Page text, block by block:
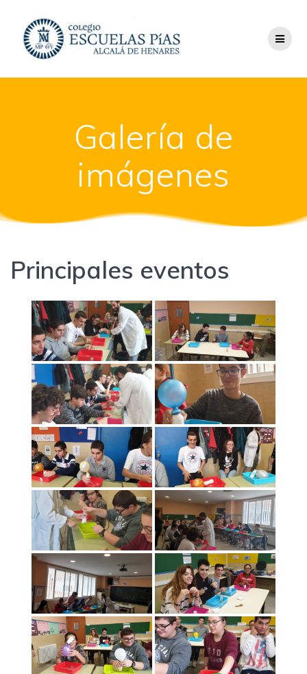
contenido
Galería de
imágenes
Principales eventos